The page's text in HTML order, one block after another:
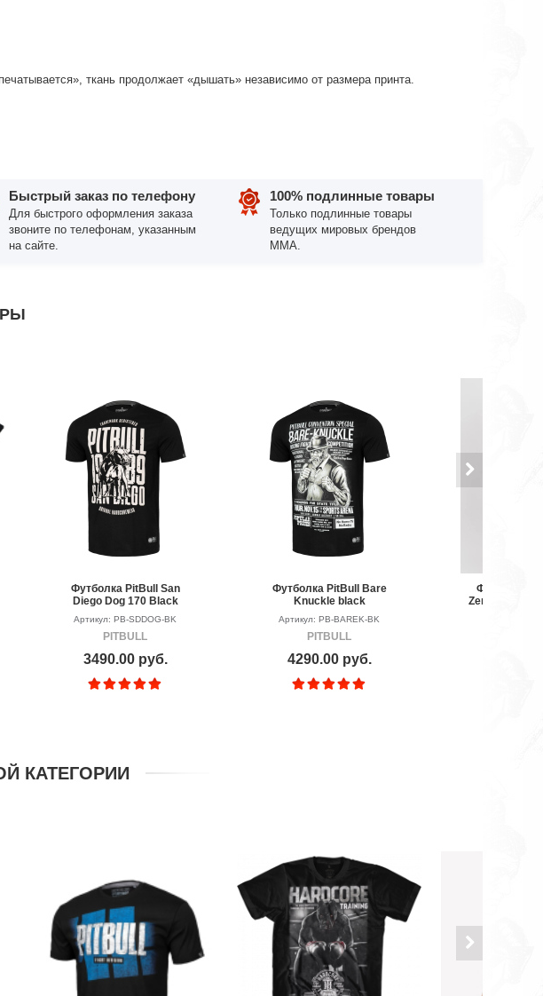
ткань продолжает «дышать» независимо от размера принта.
Быстрый заказ по телефону
Для быстрого оформления заказа
звоните по телефонам, указанным
на сайте.
100% подлинные товары
Только подлинные товары
ведущих мировых брендов
ММА.
Футболка PitBull San
Diego Dog 170 Black
Артикул: PB-SDDOG-BK
PITBULL
3490.00 руб.
Футболка PitBull Bare
Knuckle black
Артикул: PB-BAREK-BK
PITBULL
4290.00 руб.
Футболка
Zenith
КАТЕГОРИИ